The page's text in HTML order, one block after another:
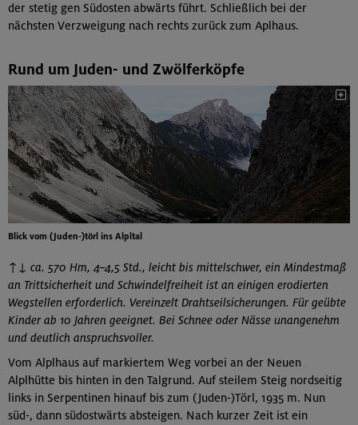
der stetig gen Südosten abwärts führt. Schließlich bei der
nächsten Verzweigung nach rechts zurück zum Aplhaus.
Rund um Juden- und Zwölferköpfe
Blick vom (Juden-)törl ins Alpltal
↑↓ ca. 570 Hm, 4–4,5 Std., leicht bis mittelschwer, ein Mindestmaß
an Trittsicherheit und Schwindelfreiheit ist an einigen erodierten
Wegstellen erforderlich. Vereinzelt Drahtseilsicherungen. Für geübte
Kinder ab 10 Jahren geeignet. Bei Schnee oder Nässe unangenehm
und deutlich anspruchsvoller.
Vom Alplhaus auf markiertem Weg vorbei an der Neuen
Alplhütte bis hinten in den Talgrund. Auf steilem Steig nordseitig
links in Serpentinen hinauf bis zum (Juden-)Törl, 1935 m. Nun
süd-, dann südostwärts absteigen. Nach kurzer Zeit ist ein